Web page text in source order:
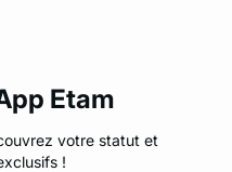
Etam
votre statut et
!